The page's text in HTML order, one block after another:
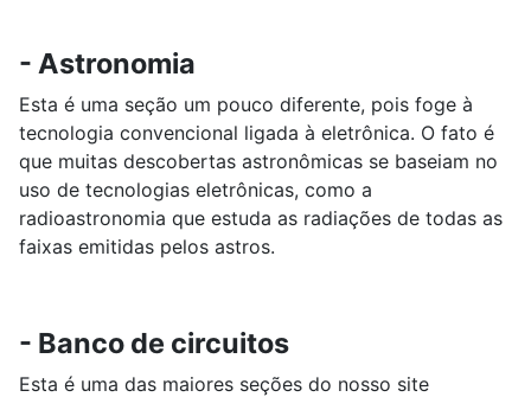
- Astronomia
Esta é uma seção um pouco diferente, pois foge à
tecnologia convencional ligada à eletrônica. O fato é
que muitas descobertas astronômicas se baseiam no
uso de tecnologias eletrônicas, como a
radioastronomia que estuda as radiações de todas as
faixas emitidas pelos astros.
- Banco de circuitos
Esta é uma das maiores seções do nosso site